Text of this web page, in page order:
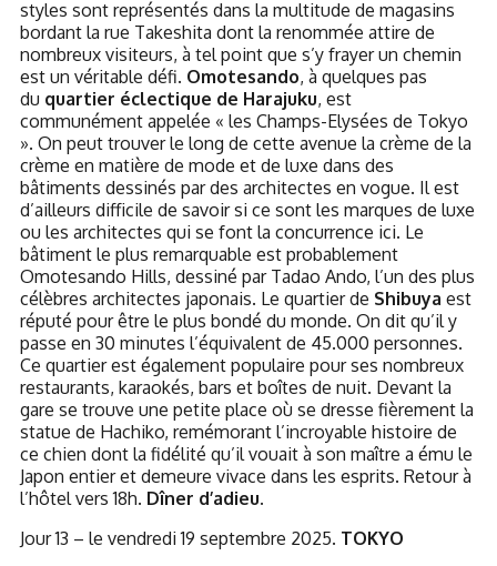
styles sont représentés dans la multitude de magasins
bordant la rue Takeshita dont la renommée attire de
nombreux visiteurs, à tel point que s’y frayer un chemin
est un véritable défi. Omotesando, à quelques pas
du quartier éclectique de Harajuku, est
communément appelée « les Champs-Elysées de Tokyo
». On peut trouver le long de cette avenue la crème de la
crème en matière de mode et de luxe dans des
bâtiments dessinés par des architectes en vogue. Il est
d’ailleurs difficile de savoir si ce sont les marques de luxe
ou les architectes qui se font la concurrence ici. Le
bâtiment le plus remarquable est probablement
Omotesando Hills, dessiné par Tadao Ando, l’un des plus
célèbres architectes japonais. Le quartier de Shibuya est
réputé pour être le plus bondé du monde. On dit qu’il y
passe en 30 minutes l’équivalent de 45.000 personnes.
Ce quartier est également populaire pour ses nombreux
restaurants, karaokés, bars et boîtes de nuit. Devant la
gare se trouve une petite place où se dresse fièrement la
statue de Hachiko, remémorant l’incroyable histoire de
ce chien dont la fidélité qu’il vouait à son maître a ému le
Japon entier et demeure vivace dans les esprits. Retour à
l’hôtel vers 18h. Dîner d’adieu.
Jour 13 – le vendredi 19 septembre 2025. TOKYO